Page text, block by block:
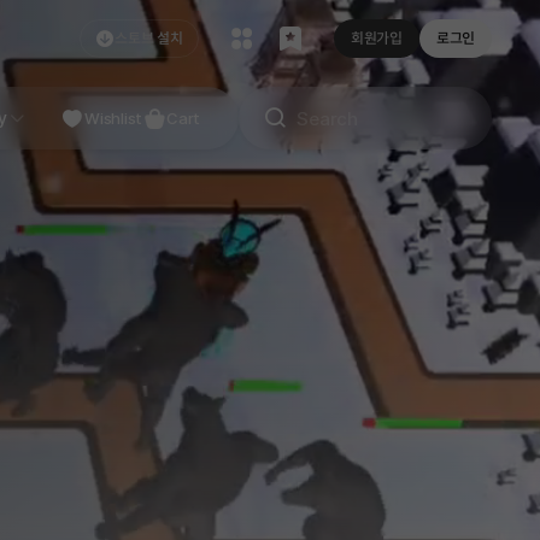
스토브 설치 회원가입 로그인
StudioWishlist